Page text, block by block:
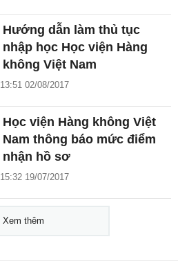
Hướng dẫn làm thủ tục
nhập học Học viện Hàng
không Việt Nam
13:51 02/08/2017
Học viện Hàng không Việt
Nam thông báo mức điểm
nhận hồ sơ
15:32 19/07/2017
Xem thêm